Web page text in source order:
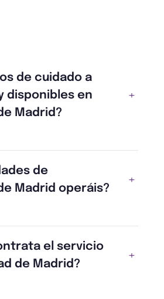
de cuidado a
disponibles en
Madrid?
de
Madrid operáis?
el servicio
de Madrid?